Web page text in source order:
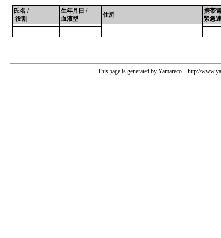
氏名 /
役割
生年月日 /
血液型
住所
携帯
緊急
This page is generated by Yamareco. - http://